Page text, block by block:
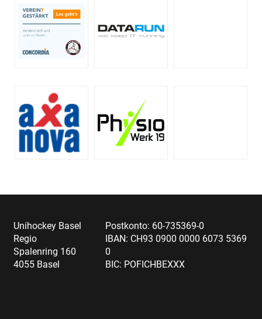
Unihockey Basel
Regio
Spalenring 160
4055 Basel
Postkonto: 60-735369-0
IBAN: CH93 0900 0000 6073 5369
0
BIC: POFICHBEXXX